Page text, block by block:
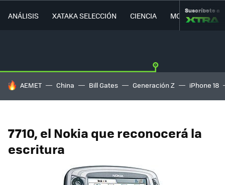
ANÁLISIS XATAKA SELECCIÓN CIENCIA MOVILIDAD
Suscríbete a
HOY SE HABLA DE
AEMET China Bill Gates Generación Z iPhone 18
7710, el Nokia que reconocerá la
escritura